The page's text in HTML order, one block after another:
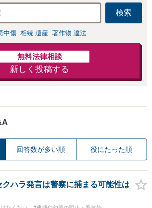
応可：開示請求の
意見照会が来たと
きの対処法、被害
者との示談交渉
検索
中傷 相続 遺産 著作物 違法
無料法律相談
新しく投稿する
回答数が多い順 役にたった順
クハラ発言は警察に捕まる可能性は